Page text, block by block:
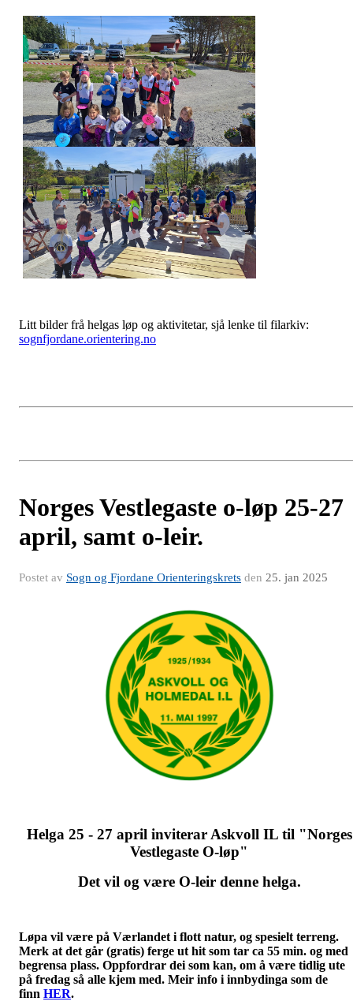
Litt bilder frå helgas løp og aktivitetar, sjå lenke til filarkiv:
sognfjordane.orientering.no
Norges Vestlegaste o-løp 25-27
april, samt o-leir.
Postet av Sogn og Fjordane Orienteringskrets den 25. jan 2025
Helga 25 - 27 april inviterar Askvoll IL til "Norges
Vestlegaste O-løp"
Det vil og være O-leir denne helga.
Løpa vil være på Værlandet i flott natur, og spesielt terreng.
Merk at det går (gratis) ferge ut hit som tar ca 55 min. og med
begrensa plass. Oppfordrar dei som kan, om å være tidlig ute
på fredag så alle kjem med. Meir info i innbydinga som de
finn HER.